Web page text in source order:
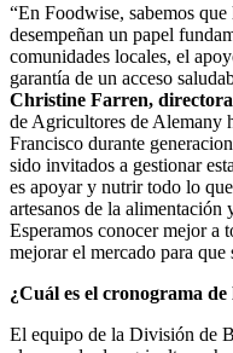
“En Foodwise, sabemos
desempeñan un papel
comunidades locales, el
garantía de un acceso
Christine Farren,
de Agricultores de Alemany
Francisco durante
sido invitados a gestionar
es apoyar y nutrir todo lo
artesanos de la alimentación
Esperamos conocer mejor a
mejorar el mercado para que
¿Cuál es el cronograma
El equipo de la División de